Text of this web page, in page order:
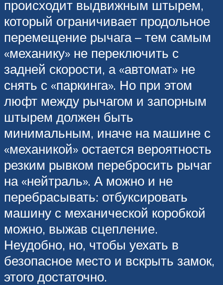
происходит выдвижным штырем,
который ограничивает продольное
перемещение рычага – тем самым
«механику» не переключить с
задней скорости, а «автомат» не
снять с «паркинга». Но при этом
люфт между рычагом и запорным
штырем должен быть
минимальным, иначе на машине с
«механикой» остается вероятность
резким рывком перебросить рычаг
на «нейтраль». А можно и не
перебрасывать: отбуксировать
машину с механической коробкой
можно, выжав сцепление.
Неудобно, но, чтобы уехать в
безопасное место и вскрыть замок,
этого достаточно.